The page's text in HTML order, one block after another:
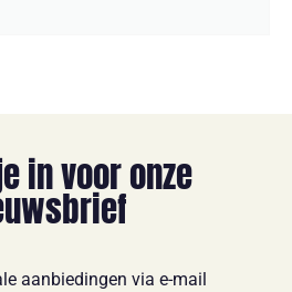
in voor onze
aanbiedingen via e-mail